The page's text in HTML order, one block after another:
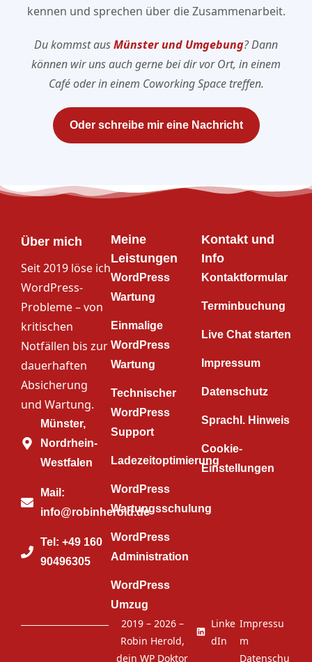
kennen und sprechen über die Zusammenarbeit.
Du kommst ausMünster und Umgebung? Dann
können wir uns auch gerne bei dir vor Ort, in einem
Café oder in einem Coworking Space treffen.
Oder schreibe mir eine Nachricht
Über mich
Seit 2019 löse ich
WordPress-
Probleme – von
kritischen
Notfällen bis zur
dauerhaften
Absicherung
und Wartung.
Münster,
Nordrhein-
Westfalen
Mail:
info@robinherold.de
Tel: +49 160
90496305
Meine
Leistungen
WordPress
Wartung
Einmalige
WordPress
Wartung
Technischer
WordPress
Support
Ladezeitoptimierung
WordPress
Wartungsschulung
WordPress
Administration
WordPress
Umzug
Kontakt und
Info
Kontaktformular
Terminbuchung
Live Chat starten
Impressum
Datenschutz
Sprachl. Hinweis
Cookie-
Einstellungen
2019 – 2026 –
Robin Herold,
dein WP Doktor
Linke
dIn
Impressu
m
Datenschu